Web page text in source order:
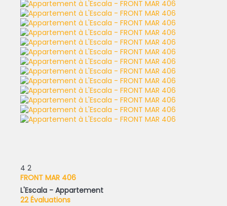
4 2
FRONT MAR 406
L'Escala - Appartement
22 Évaluations